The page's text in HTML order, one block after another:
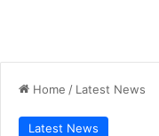
Home / Latest News
Latest News